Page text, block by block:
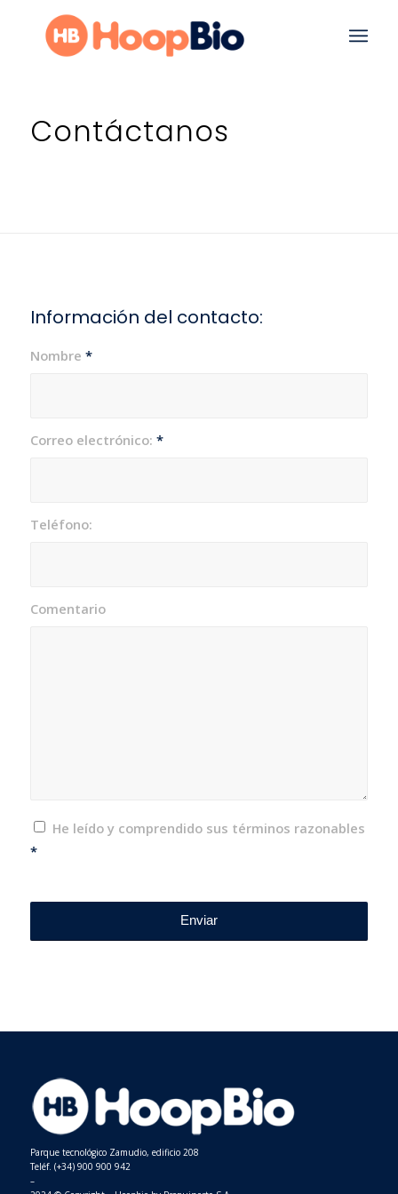
Contáctanos
Información del contacto:
Nombre *
Correo electrónico: *
Teléfono:
Comentario
He leído y comprendido sus términos razonables
*
Parque tecnológico Zamudio, edificio 208
Teléf. (+34) 900 900 942
–